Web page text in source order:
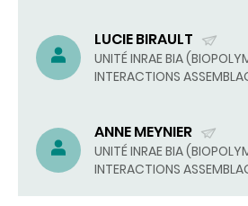
LUCIE BIRAULT
(ENVOYER
UN
UNITÉ INRAE BIA
INTERACTIONS
ANNE MEYNIER
(ENVOYER
UN
COURRIEL)
UNITÉ INRAE BIA
INTERACTIONS